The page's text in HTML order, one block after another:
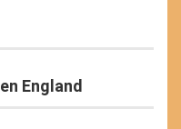
England